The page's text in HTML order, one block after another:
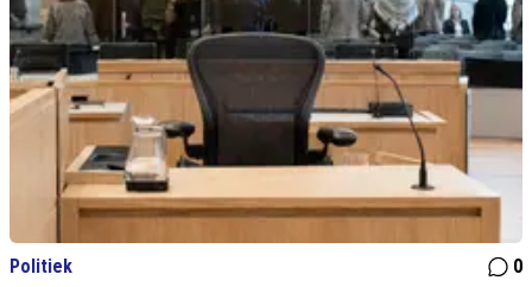
Politiek
0